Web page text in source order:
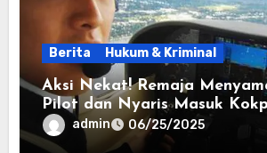
Berita Hukum & Kriminal
Aksi Nekat! Remaja
Pilot dan Nyaris Masuk
Hebohkan Warganet
admin 06/25/2025